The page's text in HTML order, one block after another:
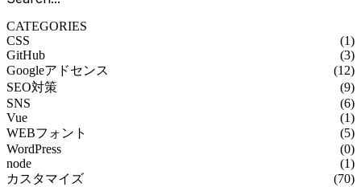
CATEGORIES
CSS
(1)
GitHub
(3)
Googleアドセンス
(12)
SEO対策
(9)
SNS
(6)
Vue
(1)
WEBフォント
(5)
WordPress
(0)
node
(1)
カスタマイズ
(70)